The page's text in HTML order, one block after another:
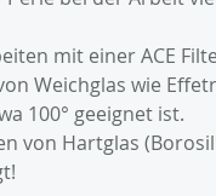
mit einer ACE
Weichglas wie
100° geeignet ist.
von Hartglas